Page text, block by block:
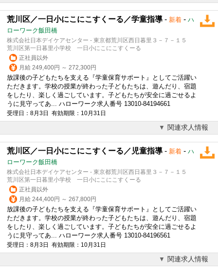
荒川区／一日小にこにこすくーる／学童指導 - 新着 - ハ
ローワーク飯田橋
株式会社日本デイケアセンター - 東京都荒川区西日暮里３－７－１５
荒川区第一日暮里小学校 一日小にこにこすくーる
正社員以外
月給 249,400円 ～ 272,300円
放課後の子どもたちを支える『学童保育サポート』としてご活躍い
ただきます。学校の授業が終わった子どもたちは、遊んだり、宿題
をしたり、楽しく過ごしています。子どもたちが安全に過ごせるよ
うに見守ってあ... ハローワーク求人番号 13010-84194661
受理日：8月3日 有効期限：10月31日
関連求人情報
荒川区／一日小にこにこすくーる／児童指導 - 新着 - ハ
ローワーク飯田橋
株式会社日本デイケアセンター - 東京都荒川区西日暮里３－７－１５
荒川区第一日暮里小学校 一日小にこにこすくーる
正社員以外
月給 244,400円 ～ 267,800円
放課後の子どもたちを支える『学童保育サポート』としてご活躍い
ただきます。学校の授業が終わった子どもたちは、遊んだり、宿題
をしたり、楽しく過ごしています。子どもたちが安全に過ごせるよ
うに見守ってあ... ハローワーク求人番号 13010-84196561
受理日：8月3日 有効期限：10月31日
関連求人情報